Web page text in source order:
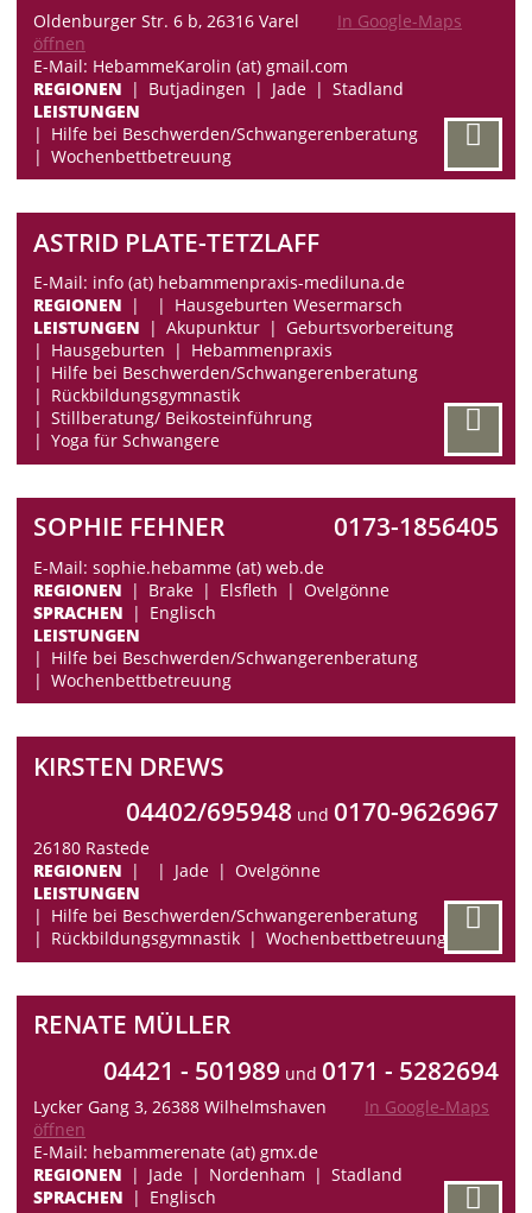
Oldenburger Str. 6 b, 26316 Varel
In Google-Maps
öffnen
E-Mail: HebammeKarolin (at) gmail.com
REGIONEN
Butjadingen Jade
Stadland
LEISTUNGEN
Hilfe bei Beschwerden/Schwangerenberatung
Wochenbettbetreuung
ASTRID PLATE-TETZLAFF
E-Mail: info (at) hebammenpraxis-mediluna.de
REGIONEN
Hausgeburten Wesermarsch
LEISTUNGEN
Akupunktur
Geburtsvorbereitung
Hausgeburten
Hebammenpraxis
Hilfe bei Beschwerden/Schwangerenberatung
Rückbildungsgymnastik
Stillberatung/ Beikosteinführung
Yoga für Schwangere
SOPHIE FEHNER 0173-1856405
E-Mail: sophie.hebamme (at) web.de
REGIONEN
Brake Elsfleth
Ovelgönne
SPRACHEN
Englisch
LEISTUNGEN
Hilfe bei Beschwerden/Schwangerenberatung
Wochenbettbetreuung
KIRSTEN DREWS
04402/695948 und 0170-9626967
26180 Rastede
REGIONEN
Jade
Ovelgönne
LEISTUNGEN
Hilfe bei Beschwerden/Schwangerenberatung
Rückbildungsgymnastik
Wochenbettbetreuung
RENATE MÜLLER
04421 - 501989 und 0171 - 5282694
Lycker Gang 3, 26388 Wilhelmshaven
In Google-Maps
öffnen
E-Mail: hebammerenate (at) gmx.de
REGIONEN
Jade Nordenham
Stadland
SPRACHEN
Englisch